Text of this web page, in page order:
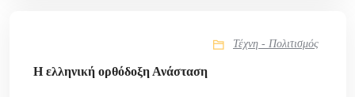
Τέχνη - Πολιτισμός
Η ελληνική ορθόδοξη Ανάσταση